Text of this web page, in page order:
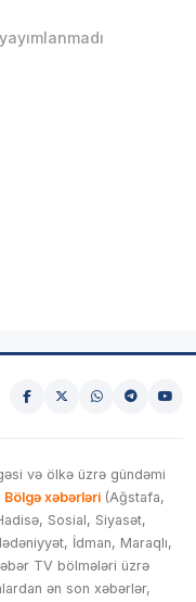
və ölkə üzrə gündəmi
Bölgə xəbərləri (Ağstafa,
Sosial, Siyasət,
İdman, Maraqlı,
TV bölmələri üzrə
ən son xəbərlər,